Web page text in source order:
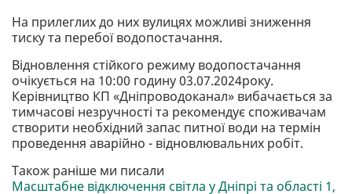
На прилеглих до них вулицях можливі зниження
тиску та перебої водопостачання.
Відновлення стійкого режиму водопостачання
очікується на 10:00 годину 03.07.2024року.
Керівництво КП «Дніпроводоканал» вибачається за
тимчасові незручності та рекомендує споживачам
створити необхідний запас питної води на термін
проведення аварійно - відновлювальних робіт.
Також раніше ми писали
Масштабне відключення світла у Дніпрі та області 1,